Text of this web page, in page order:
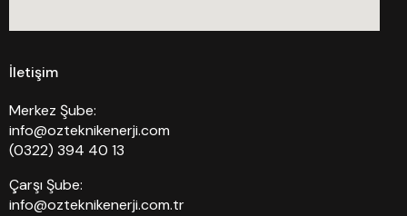
İletişim
Merkez Şube:
info@ozteknikenerji.com
(0322) 394 40 13
Çarşı Şube:
info@ozteknikenerji.com.tr